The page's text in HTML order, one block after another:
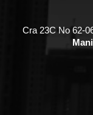
Cra 23C No 62-